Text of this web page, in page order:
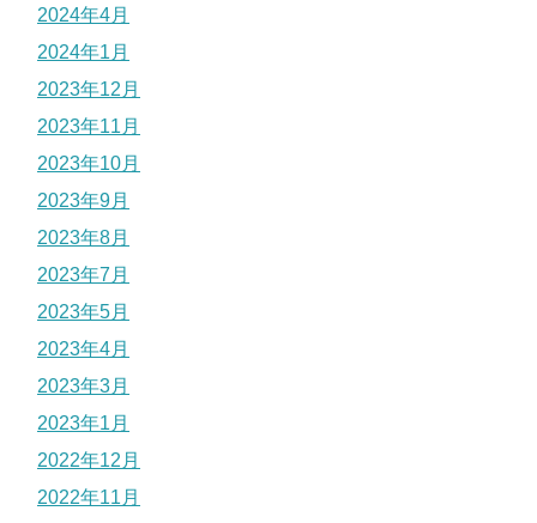
2024年4月
2024年1月
2023年12月
2023年11月
2023年10月
2023年9月
2023年8月
2023年7月
2023年5月
2023年4月
2023年3月
2023年1月
2022年12月
2022年11月